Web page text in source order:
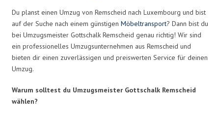
Du planst einen Umzug von Remscheid nach Luxembourg und bist
auf der Suche nach einem günstigen Möbeltransport? Dann bist du
bei Umzugsmeister Gottschalk Remscheid genau richtig! Wir sind
ein professionelles Umzugsunternehmen aus Remscheid und
bieten dir einen zuverlässigen und preiswerten Service für deinen
Umzug.
Warum solltest du Umzugsmeister Gottschalk Remscheid
wählen?